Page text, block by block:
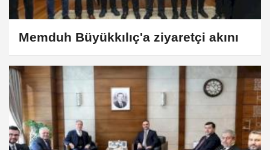
Memduh Büyükkılıç'a ziyaretçi akını